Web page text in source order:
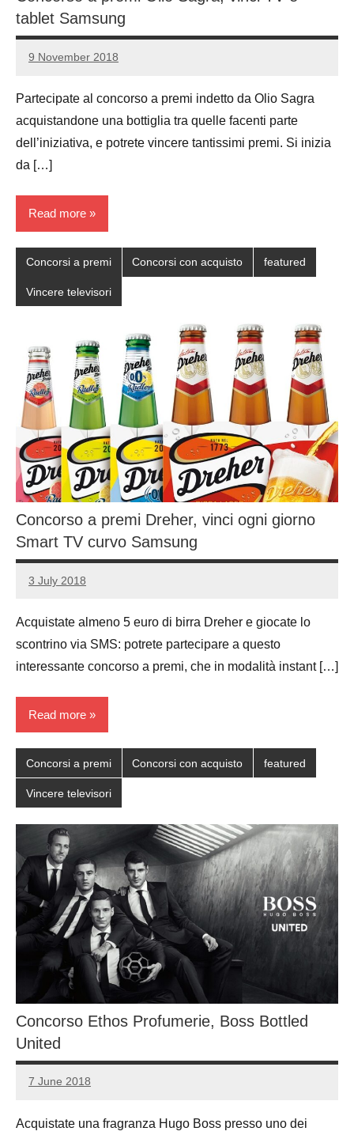
tablet Samsung
9 November 2018
Luca
No
Partecipate al concorso a premi indetto da Olio Sagra
acquistandone una bottiglia tra quelle facenti parte
dell’iniziativa, e potrete vincere tantissimi premi. Si inizia
da […]
Read more
Concorsi a premi Concorsi con acquisto featured
Vincere televisori
Concorso a premi Dreher, vinci ogni giorno
Smart TV curvo Samsung
3 July 2018
Luca
No
Acquistate almeno 5 euro di birra Dreher e giocate lo
scontrino via SMS: potrete partecipare a questo
interessante concorso a premi, che in modalità instant […]
Read more
Concorsi a premi Concorsi con acquisto featured
Vincere televisori
Concorso Ethos Profumerie, Boss Bottled
United
7 June 2018
Luca
No
Acquistate una fragranza Hugo Boss presso uno dei